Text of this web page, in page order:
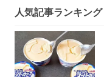
人気記事ランキング